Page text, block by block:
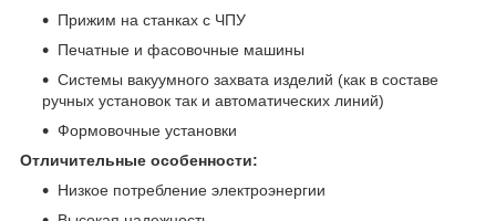
Прижим на станках с ЧПУ
Печатные и фасовочные машины
Системы вакуумного захвата изделий (как в составе
ручных установок так и автоматических линий)
Формовочные установки
Отличительные особенности:
Низкое потребление электроэнергии